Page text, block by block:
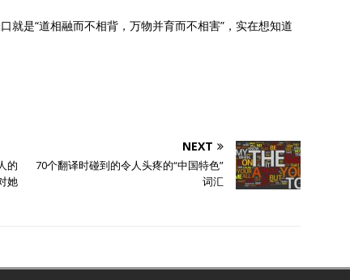
就是“道相融而不相背，万物并育而不相害”，实在想知道
的
她
NEXT
70个翻译时碰到的令人头疼的“中国特色”
词汇